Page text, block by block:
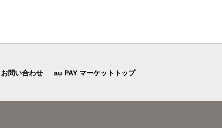
お問い合わせ au PAY マーケットトップ